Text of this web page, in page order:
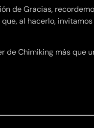
de Gracias,
al hacerlo,
de Chimiking más que